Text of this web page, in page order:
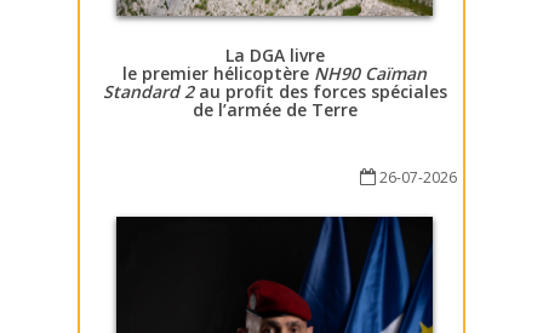
La DGA livre
le premier hélicoptère NH90 Caïman
Standard 2au profit des forces spéciales
de l’armée de Terre
26-07-2026